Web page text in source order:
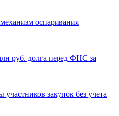
оспаривания
руб. долга перед ФНС за
закупок без учета